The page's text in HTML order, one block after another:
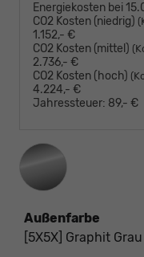
Energiekosten bei
CO2 Kosten (niedrig)
1.152,- €
CO2 Kosten (mittel)
2.736,- €
CO2 Kosten (hoch)
4.224,- €
Jahressteuer: 89,- €
Außenfarbe
[5X5X] Graphit